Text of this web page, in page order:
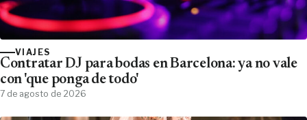
VIAJES
Contratar DJ para bodas en Barcelona: ya no vale
con 'que ponga de todo'
7 de agosto de 2026